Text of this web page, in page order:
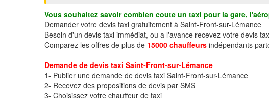
Vous souhaitez savoir combien coute un taxi pour la gare,
Demander votre devis taxi gratuitement à Saint-Front-sur-Lémance
Besoin d'un devis taxi immédiat, ou a l'avance recevez votre devis
Comparez les offres de plus de 15000 chauffeurs indépendants
Demande de devis taxi Saint-Front-sur-Lémance
1- Publier une demande de devis taxi Saint-Front-sur-Lémance
2- Recevez des propositions de devis par SMS
3- Choisissez votre chauffeur de taxi